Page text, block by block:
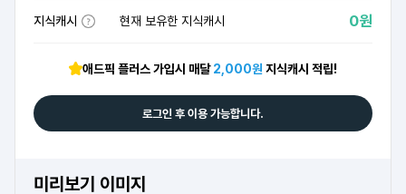
지식캐시 현재 보유한 지식캐시 0원
애드픽 플러스 가입시 매달2,000원 지식캐시 적립!
로그인 후 이용 가능합니다.
미리보기 이미지